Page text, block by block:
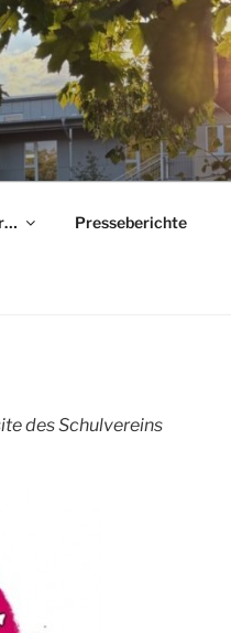
Presseberichte
des Schulvereins